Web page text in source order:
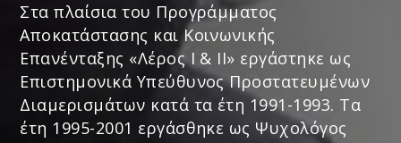
Στα πλαίσια του Προγράμματος
Αποκατάστασης και Κοινωνικής
Επανένταξης «Λέρος Ι & ΙΙ» εργάστηκε ως
Επιστημονικά Υπεύθυνος Προστατευμένων
Διαμερισμάτων κατά τα έτη 1991-1993. Τα
έτη 1995-2001 εργάσθηκε ως Ψυχολόγος